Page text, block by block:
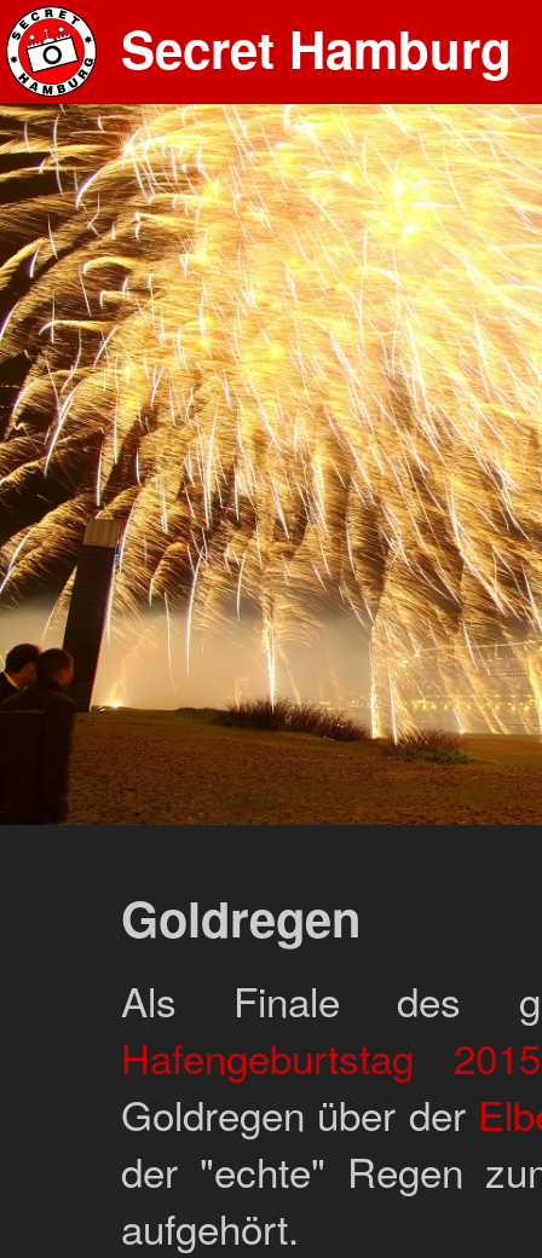
Secret Hamburg
Goldregen
Als Finale des
Hafengeburtstag 2015
Goldregen über der
der "echte" Regen
aufgehört.